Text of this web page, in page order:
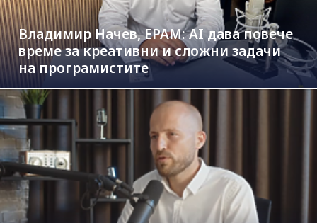
Владимир Начев, EPAM: AI дава повече
време за креативни и сложни задачи
на програмистите